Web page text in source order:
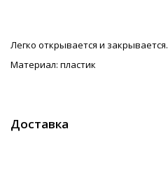
Легко открывается и закрывается.
Материал: пластик
Доставка